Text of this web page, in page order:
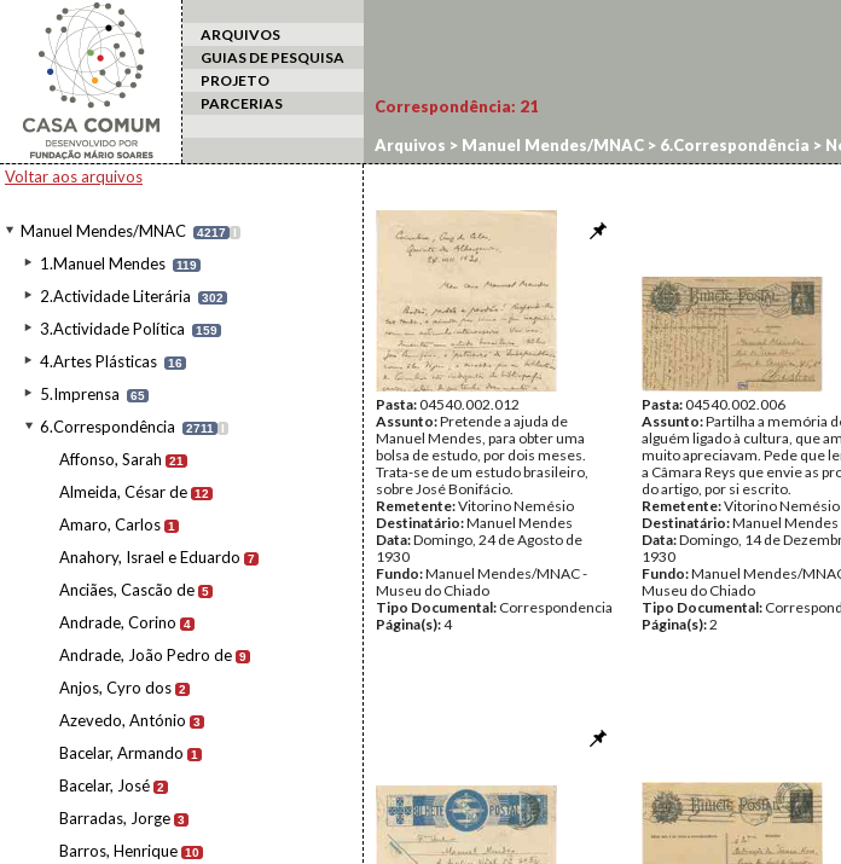
ARQUIVOS
GUIAS DE PESQUISA
PROJETO
PARCERIAS
Voltar aos arquivos
Manuel Mendes/MNAC 4217 I
1.Manuel Mendes 119
2.Actividade Literária 302
3.Actividade Política 159
4.Artes Plásticas 16
5.Imprensa 65
6.Correspondência 2711 I
Affonso, Sarah 21
Almeida, César de 12
Amaro, Carlos 1
Anahory, Israel e Eduardo 7
Anciães, Cascão de 5
Andrade, Corino 4
Andrade, João Pedro de 9
Anjos, Cyro dos 2
Azevedo, António 3
Bacelar, Armando 1
Bacelar, José 2
Barradas, Jorge 3
Barros, Henrique 10
Correspondência: 21
Arquivos > Manuel Mendes/MNAC > 6.Correspondência >
Pasta:04540.002.012
Assunto:Pretende a ajuda de
Manuel Mendes, para obter uma
bolsa de estudo, por dois meses.
Trata-se de um estudo brasileiro,
sobre José Bonifácio.
Remetente:Vitorino Nemésio
Destinatário:Manuel Mendes
Data:Domingo, 24 de Agosto de
1930
Fundo:Manuel Mendes/MNAC -
Museu do Chiado
Tipo Documental: Correspondencia
Página(s):4
Pasta:04540.002.006
Assunto:Partilha a memória
alguém ligado à cultura, que
muito apreciavam. Pede que
a Câmara Reys que envie as
do artigo, por si escrito.
Remetente:Vitorino Nemésio
Destinatário:Manuel Mendes
Data:Domingo, 14 de
1930
Fundo:Manuel Mendes/
Museu do Chiado
Tipo Documental:
Página(s):2